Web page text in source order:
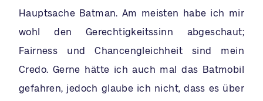
Hauptsache Batman. Am meisten habe ich mir
wohl den Gerechtigkeitssinn abgeschaut;
Fairness und Chancengleichheit sind mein
Credo. Gerne hätte ich auch mal das Batmobil
gefahren, jedoch glaube ich nicht, dass es über